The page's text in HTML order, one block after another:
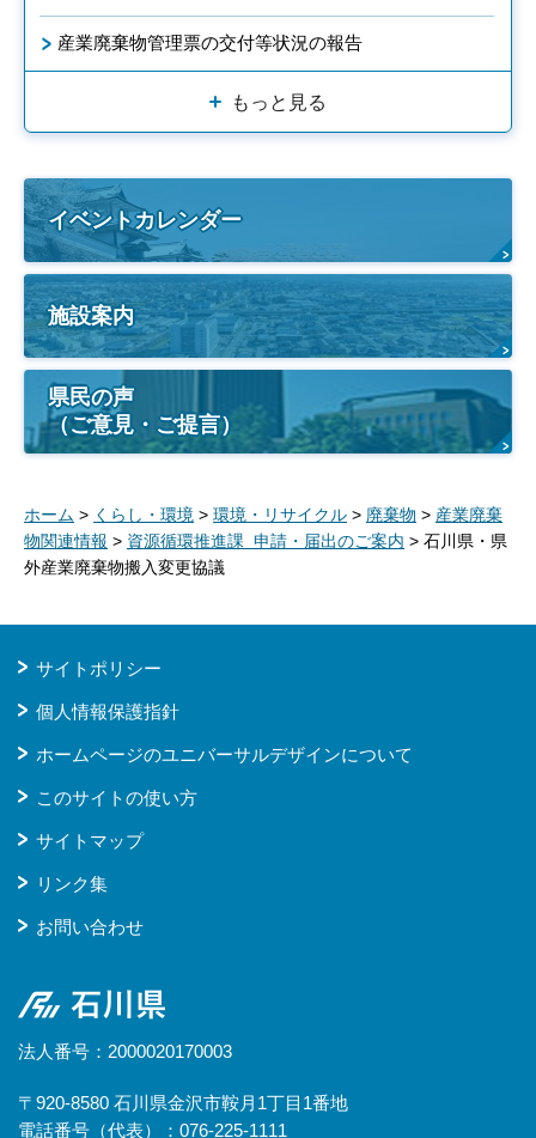
産業廃棄物管理票の交付等状況の報告
もっと見る
イベントカレンダー
施設案内
県民の声
（ご意見・ご提言）
ホーム > くらし・環境 > 環境・リサイクル > 廃棄物 > 産業廃棄
物関連情報 > 資源循環推進課 申請・届出のご案内 > 石川県・県
外産業廃棄物搬入変更協議
サイトポリシー
個人情報保護指針
ホームページのユニバーサルデザインについて
このサイトの使い方
サイトマップ
リンク集
お問い合わせ
石川県
法人番号：2000020170003
〒920-8580 石川県金沢市鞍月1丁目1番地
電話番号（代表）：076-225-1111